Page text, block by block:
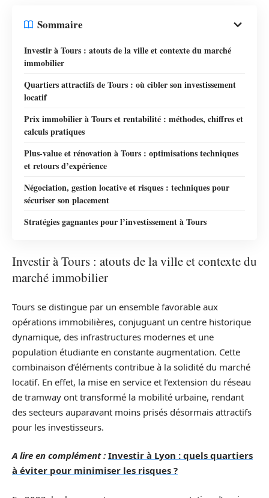
Sommaire
Investir à Tours : atouts de la ville et contexte du marché
immobilier
Quartiers attractifs de Tours : où cibler son investissement
locatif
Prix immobilier à Tours et rentabilité : méthodes, chiffres et
calculs pratiques
Plus-value et rénovation à Tours : optimisations techniques
et retours d’expérience
Négociation, gestion locative et risques : techniques pour
sécuriser son placement
Stratégies gagnantes pour l’investissement à Tours
Investir à Tours : atouts de la ville et contexte du
marché immobilier
Tours se distingue par un ensemble favorable aux
opérations immobilières, conjuguant un centre historique
dynamique, des infrastructures modernes et une
population étudiante en constante augmentation. Cette
combinaison d’éléments contribue à la solidité du marché
locatif. En effet, la mise en service et l’extension du réseau
de tramway ont transformé la mobilité urbaine, rendant
des secteurs auparavant moins prisés désormais attractifs
pour les investisseurs.
A lire en complément : Investir à Lyon : quels quartiers
à éviter pour minimiser les risques ?